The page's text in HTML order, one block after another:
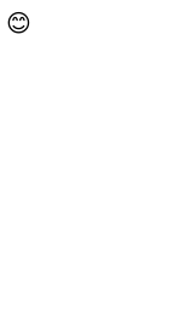
😊